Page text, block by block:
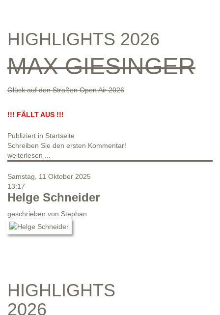
HIGHLIGHTS 2026
MAX GIESINGER
Glück auf den Straßen Open Air 2026
!!! FÄLLT AUS !!!
Publiziert in Startseite
Schreiben Sie den ersten Kommentar!
weiterlesen ...
Samstag, 11 Oktober 2025
13:17
Helge Schneider
geschrieben von Stephan
HIGHLIGHTS
2026